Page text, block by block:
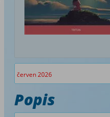
červen 2026
Popis